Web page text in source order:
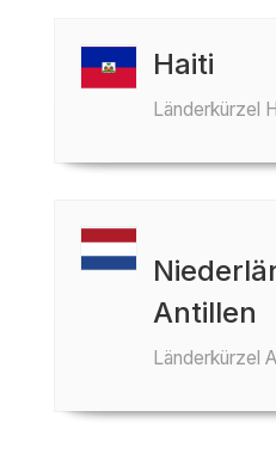
Haiti
Länderkürzel
Antillen
Länderkürzel